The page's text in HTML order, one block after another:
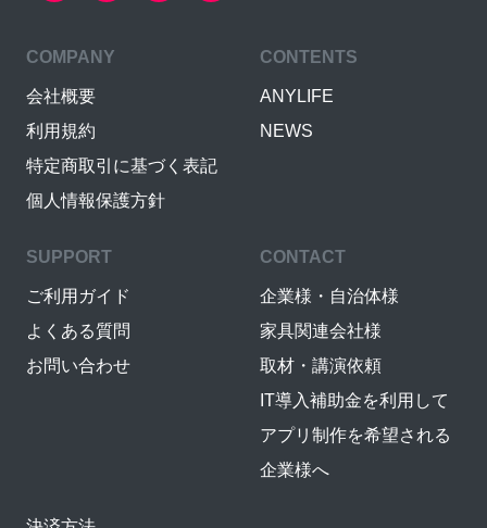
COMPANY
会社概要
利用規約
特定商取引に基づく表記
個人情報保護方針
CONTENTS
ANYLIFE
NEWS
SUPPORT
ご利用ガイド
よくある質問
お問い合わせ
CONTACT
企業様・自治体様
家具関連会社様
取材・講演依頼
IT導入補助金を利用して
アプリ制作を希望される
企業様へ